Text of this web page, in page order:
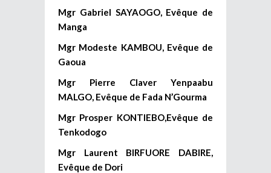
Mgr Gabriel SAYAOGO, Evêque de
Manga
Mgr Modeste KAMBOU, Evêque de
Gaoua
Mgr Pierre Claver Yenpaabu
MALGO, Evêque de Fada N’Gourma
Mgr Prosper KONTIEBO,Evêque de
Tenkodogo
Mgr Laurent BIRFUORE DABIRE,
Evêque de Dori